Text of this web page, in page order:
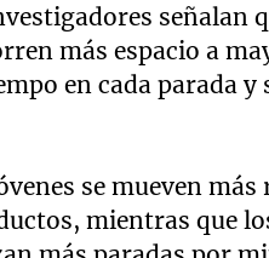
señalan
más espacio a
en cada parada
se mueven
mientras que